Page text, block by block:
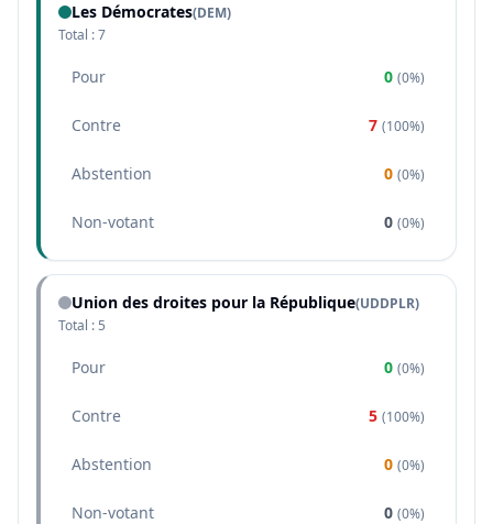
Les Démocrates(DEM)
Total :7
Pour 0 (0%)
Contre 7 (100%)
Abstention 0 (0%)
Non-votant 0 (0%)
Union des droites pour la République(UDDPLR)
Total : 5
Pour 0 (0%)
Contre 5 (100%)
Abstention 0 (0%)
Non-votant 0 (0%)